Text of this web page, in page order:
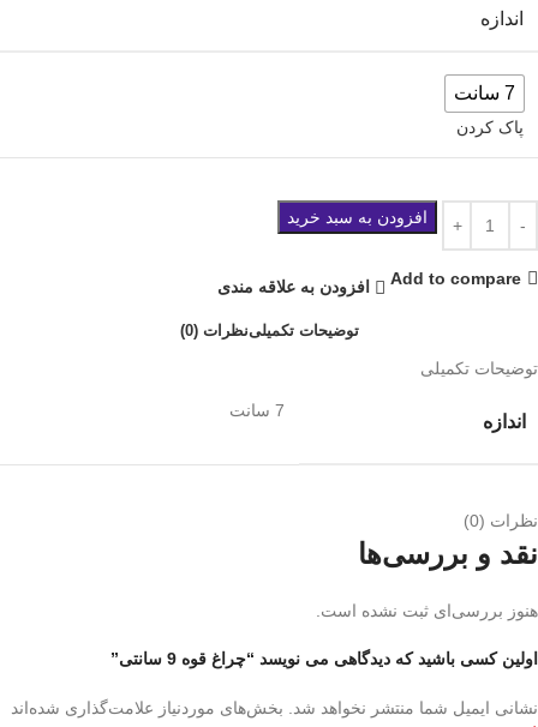
اندازه
7 سانت
پاک کردن
افزودن به سبد خرید
Add to compare افزودن به علاقه مندی
توضیحات تکمیلینظرات (0)
توضیحات تکمیلی
اندازه
7 سانت
نظرات (0)
نقد و بررسی‌ها
هنوز بررسی‌ای ثبت نشده است.
اولین کسی باشید که دیدگاهی می نویسد “چراغ قوه 9 سانتی”
نشانی ایمیل شما منتشر نخواهد شد. بخش‌های موردنیاز علامت‌گذاری شده‌اند